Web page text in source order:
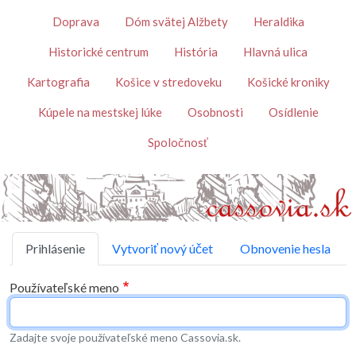
TémyDoprava Dóm svätej Alžbety Heraldika
Historické centrum História Hlavná ulica
Kartografia Košice v stredoveku Košické kroniky
Kúpele na mestskej lúke Osobnosti Osídlenie
Spoločnosť
Primárne karty
Prihlásenie Vytvoriť nový účet Obnovenie hesla
Používateľské meno
Zadajte svoje používateľské meno Cassovia.sk.